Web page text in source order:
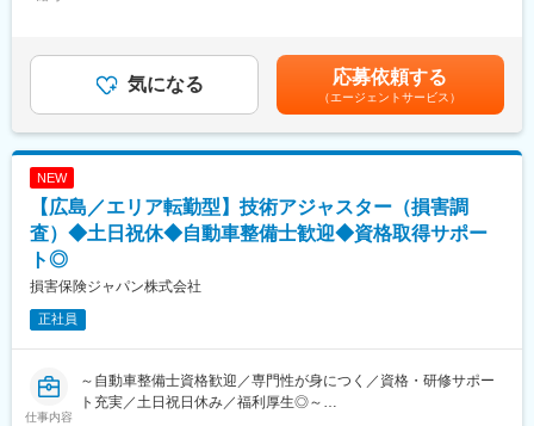
sp/adjuster/img/adjuster.pdf
解決していきます。
■育成体制：
技術アジャスター資格取得に向けて、自動車工学や関係法令、自
し、アジャスターとしてのスキルを高められます。
会社としての研修だけでなく、先輩社員から勉強会やアドバイス
技術アジャスターとしての経験を積むことで、将来的にはリーダ
ー職や管理職への昇進の道が開けています。また、専門的な知識
て、最適な環境です。
■魅力：
賞与：年2回（会社業績、評価による）■昇給：あり※賃金はあく
までも目安の金額であり、選考を通じて上下する可能性がありま
す。※各種手当てを規程に従い支給※技術アジャスター資格保有者
は優遇します。※超過した時間外労働の残業時間代は追加支給賃金
はあくまでも目安の金額であり、選考を通じて上下する可能性が
気になる 応募依頼する
（エージェントサービス）
NEW
【広島／エリア転勤型】技術アジャスター（損害調
査）◆土日祝休◆自動車整備士歓迎◆資格取得サポー
ト◎
損害保険ジャパン株式会社
正社員
仕事内容
～自動車整備士資格歓迎／専門性が身につく／資格・研修サポー
ト充実／土日祝日休み／福利厚生◎～